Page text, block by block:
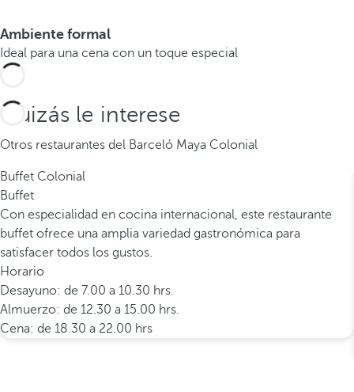
Ambiente formal
Ideal para una cena con un toque especial
Quizás le interese
Otros restaurantes del Barceló Maya Colonial
Buffet Colonial
Buffet
Con especialidad en cocina internacional, este restaurante
buffet ofrece una amplia variedad gastronómica para
satisfacer todos los gustos.
Horario
Desayuno: de 7.00 a 10.30 hrs.
Almuerzo: de 12.30 a 15.00 hrs.
Cena: de 18.30 a 22.00 hrs